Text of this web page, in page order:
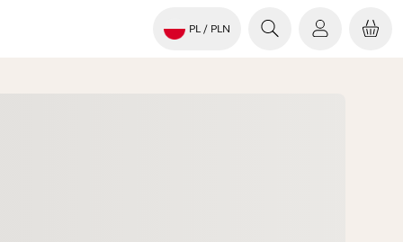
PL / PLN